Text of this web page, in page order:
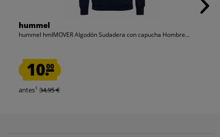
hummel
hummel hmlMOVER Algodón Sudadera con capucha Hombre...
10.00
antes1 34,95 €